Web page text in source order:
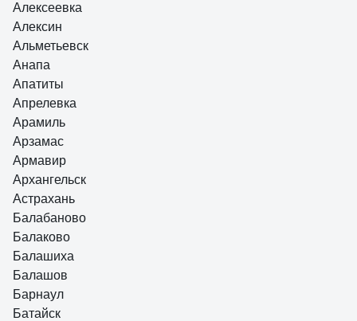
Алексеевка
Алексин
Альметьевск
Анапа
Апатиты
Апрелевка
Арамиль
Арзамас
Армавир
Архангельск
Астрахань
Балабаново
Балаково
Балашиха
Балашов
Барнаул
Батайск